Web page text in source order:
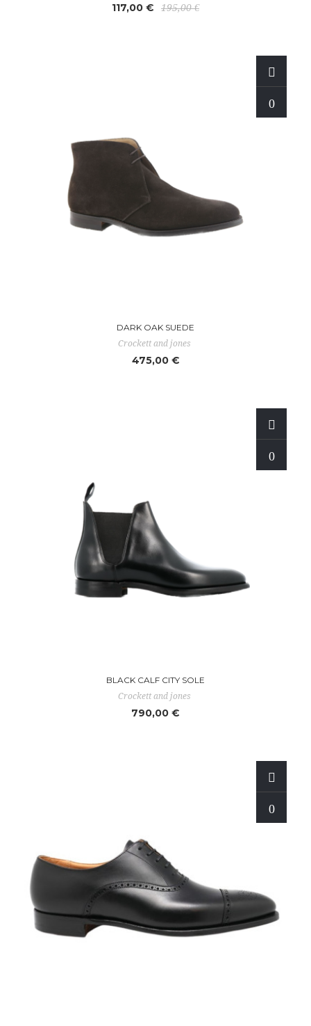
117,00 € 195,00 €
DARK OAK SUEDE
Crockett and jones
475,00 €
BLACK CALF CITY SOLE
Crockett and jones
790,00 €